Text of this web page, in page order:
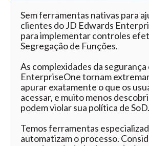
Sem ferramentas nativas para
clientes do JD Edwards
para implementar controles
Segregação de Funções.
As complexidades da segurança
EnterpriseOne tornam
apurar exatamente o que os
acessar, e muito menos
podem violar sua política de SoD.
Temos ferramentas
automatizam o processo.